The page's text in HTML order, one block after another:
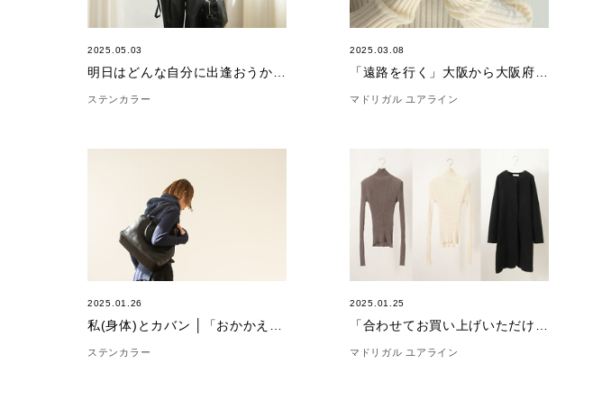
2025.05.03
ステンカラー
2025.03.08
マドリガル ユアライン
2025.01.26
ステンカラー
2025.01.25
マドリガル ユアライン